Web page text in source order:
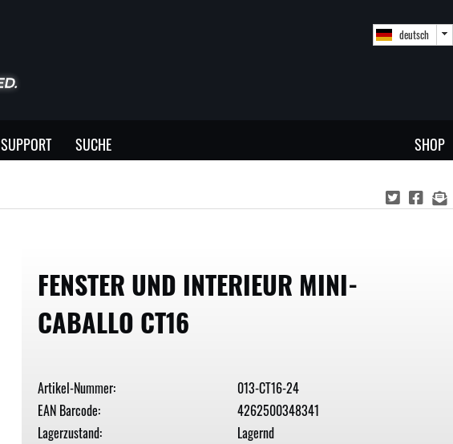
deutsch
SUPPORT SUCHE SHOP
FENSTER UND INTERIEUR MINI-
CABALLO CT16
Artikel-Nummer:
013-CT16-24
EAN Barcode:
4262500348341
Lagerzustand:
Lagernd